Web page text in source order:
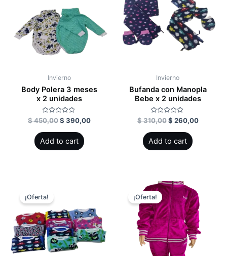
Invierno
Body Polera 3 meses
x 2 unidades
Rated
0
out
of
5
$450,00$ 390,00
Add to cart
Invierno
Bufanda con Manopla
Bebe x 2 unidades
Rated
0
out
of
5
$310,00 $ 260,00
Add to cart
¡Oferta! ¡Oferta!